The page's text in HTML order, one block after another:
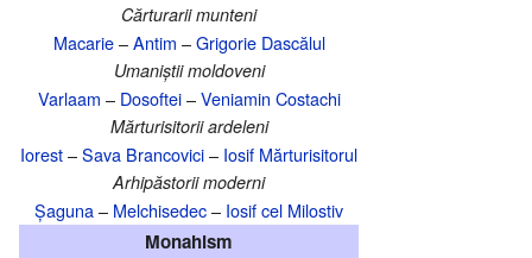
Cărturarii munteni
Macarie–Antim –Grigorie Dascălul
Umaniștii moldoveni
Varlaam – Dosoftei–Veniamin Costachi
Mărturisitorii ardeleni
Iorest–Sava Brancovici– Iosif Mărturisitorul
Arhipăstorii moderni
Șaguna– Melchisedec– Iosif cel Milostiv
Monahism